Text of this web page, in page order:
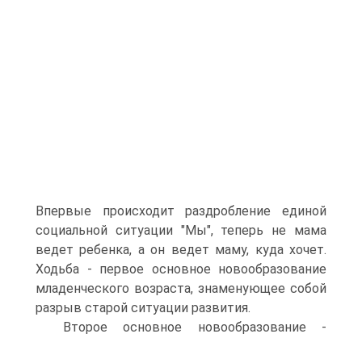
Впервые происходит раздробление единой
социальной ситуации "Мы", теперь не мама
ведет ребенка, а он ведет маму, куда хочет.
Ходьба - первое основное новообразование
младенческого возраста, знаменующее собой
разрыв старой ситуации развития.
Второе основное новообразование -